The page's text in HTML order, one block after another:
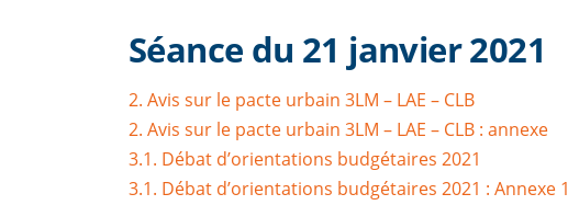
Séance du 21 janvier 2021
2. Avis sur le pacte urbain 3LM – LAE – CLB
2. Avis sur le pacte urbain 3LM – LAE – CLB : annexe
3.1. Débat d’orientations budgétaires 2021
3.1. Débat d’orientations budgétaires 2021 : Annexe 1